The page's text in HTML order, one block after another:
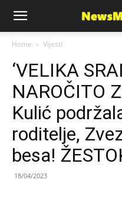
News
Media
Home Vijesti
‘VELIKA
NAROČITO
Kulić
roditelje,
besa!
18/04/2023